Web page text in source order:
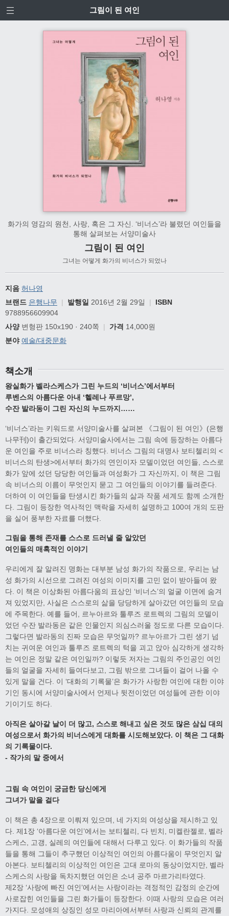
그림이 된 여인
화가의 영감의 원천, 사랑, 혹은 그 자신. ‘비너스’라 불렸던 여인들을
통해 살펴보는 서양미술사
그림이 된 여인
그녀는 어떻게 화가의 비너스가 되었나
지음 허나영
브랜드 은행나무 | 발행일 2016년 2월 29일 |
ISBN
9788956609904
사양변형판 150x190 · 240쪽 | 가격 14,000원
분야 예술/대중문화
책소개
왕실화가 벨라스케스가 그린 누드의 ‘비너스’에서부터
루벤스의 아름다운 아내 ‘헬레나 푸르망’,
수잔 발라동이 그린 자신의 누드까지……
‘비너스’라는 키워드로 서양미술사를 살펴본 《그림이 된 여인》(은행
나무刊)이 출간되었다. 서양미술사에서는 그림 속에 등장하는 아름다
운 여인을 주로 비너스라 칭했다. 비너스 그림의 대명사 보티첼리의 <
비너스의 탄생>에서부터 화가의 연인이자 모델이었던 여인들, 스스로
화가 앞에 섰던 당당한 여인들과 여성화가 그 자신까지, 이 책은 그림
속 비너스의 이름이 무엇인지 묻고 그 여인들의 이야기를 들려준다.
더하여 이 여인들을 탄생시킨 화가들의 삶과 작품 세계도 함께 소개한
다. 그림이 등장한 역사적인 맥락을 자세히 설명하고 100여 개의 도판
을 실어 풍부한 자료를 더했다.
그림을 통해 존재를 스스로 드러낼 줄 알았던
여인들의 매혹적인 이야기
우리에게 잘 알려진 명화는 대부분 남성 화가의 작품으로, 우리는 남
성 화가의 시선으로 그려진 여성의 이미지를 고민 없이 받아들여 왔
다. 이 책은 이상화된 아름다움의 표상인 ‘비너스’의 얼굴 이면에 숨겨
져 있었지만, 사실은 스스로의 삶을 당당하게 살아갔던 여인들의 모습
에 주목한다. 예를 들어, 르누아르와 툴루즈 로트렉의 그림의 모델이
었던 수잔 발라동은 같은 인물인지 의심스러울 정도로 다른 모습이다.
그렇다면 발라동의 진짜 모습은 무엇일까? 르누아르가 그린 생기 넘
치는 귀여운 여인과 툴루즈 로트렉의 턱을 괴고 앉아 심각하게 생각하
는 여인은 정말 같은 여인일까? 이렇듯 저자는 그림의 주인공인 여인
들의 얼굴을 자세히 들여다보고, 그림 밖으로 그녀들이 걸어 나올 수
있게 말을 건다. 이 ‘대화의 기록물’은 화가가 사랑한 여인에 대한 이야
기인 동시에 서양미술사에서 언제나 뒷전이었던 여성들에 관한 이야
기이기도 하다.
아직은 살아갈 날이 더 많고, 스스로 해내고 싶은 것도 많은 삼십 대의
여성으로서 화가의 비너스에게 대화를 시도해보았다. 이 책은 그 대화
의 기록물이다.
- 작가의 말 중에서
그림 속 여인이 궁금한 당신에게
그녀가 말을 걸다
이 책은 총 4장으로 이뤄져 있으며, 네 가지의 여성상을 제시하고 있
다. 제1장 ‘아름다운 여인’에서는 보티첼리, 다 빈치, 미켈란젤로, 벨라
스케스, 고갱, 실레의 여인들에 대해서 다루고 있다. 이 화가들의 작품
들을 통해 그들이 추구했던 이상적인 여인의 아름다움이 무엇인지 알
아본다. 보티첼리의 이상적인 여인은 고대 로마의 동상이었지만, 벨라
스케스의 사랑을 독차지했던 여인은 소녀 공주 마르가리타였다.
제2장 ‘사랑에 빠진 여인’에서는 사랑이라는 격정적인 감정의 순간에
사로잡힌 여인들을 그린 화가들이 등장한다. 이때 사랑의 모습은 여러
가지다. 모성애의 상징인 성모 마리아에서부터 사랑과 신뢰의 관계를